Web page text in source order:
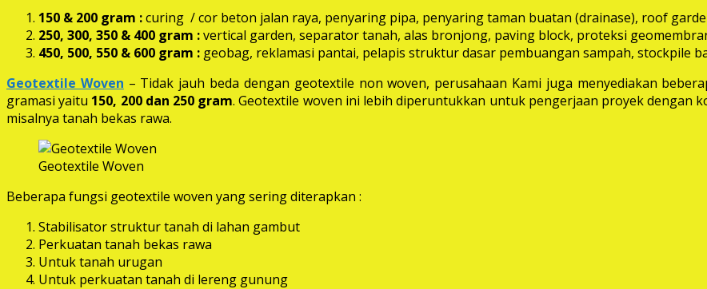
150 & 200 gram :curing / cor beton jalan raya, penyaring pipa, penyaring taman buatan (drainase), roof
250, 300, 350 & 400 gram :vertical garden, separator tanah, alas bronjong, paving block, proteksi
450, 500, 550 & 600 gram : geobag, reklamasi pantai, pelapis struktur dasar pembuangan sampah, stockpile
Geotextile Woven – Tidak jauh beda dengan geotextile non woven, perusahaan Kami juga menyediakan
gramasi yaitu 150, 200 dan 250 gram. Geotextile woven ini lebih diperuntukkan untuk pengerjaan proyek dengan
misalnya tanah bekas rawa.
Geotextile Woven
Beberapa fungsi geotextile woven yang sering diterapkan :
Stabilisator struktur tanah di lahan gambut
Perkuatan tanah bekas rawa
Untuk tanah urugan
Untuk perkuatan tanah di lereng gunung